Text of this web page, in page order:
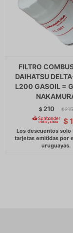
FILTRO
DAIHATSU
L200 GASOIL =
$ 210 $ 215
$